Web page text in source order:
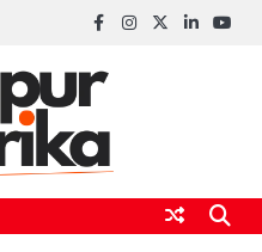
Facebook
instagram
twitterlinkedin